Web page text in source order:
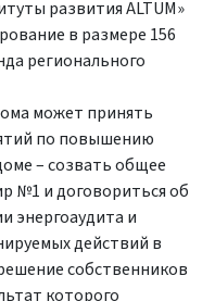
развития ALTUM»
в размере 156
регионального
может принять
по повышению
– созвать общее
№1 и договориться об
энергоаудита и
действий в
собственников
которого